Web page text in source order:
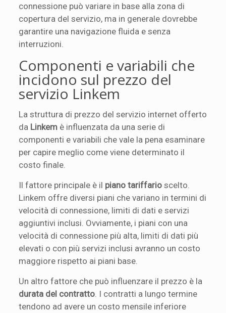
connessione può variare in base alla zona di
copertura del servizio, ma in generale dovrebbe
garantire una navigazione fluida e senza
interruzioni.
Componenti e variabili che
incidono sul prezzo del
servizio Linkem
La struttura di prezzo del servizio internet offerto
da Linkem è influenzata da una serie di
componenti e variabili che vale la pena esaminare
per capire meglio come viene determinato il
costo finale.
Il fattore principale è il piano tariffario scelto.
Linkem offre diversi piani che variano in termini di
velocità di connessione, limiti di dati e servizi
aggiuntivi inclusi. Ovviamente, i piani con una
velocità di connessione più alta, limiti di dati più
elevati o con più servizi inclusi avranno un costo
maggiore rispetto ai piani base.
Un altro fattore che può influenzare il prezzo è la
durata del contratto . I contratti a lungo termine
tendono ad avere un costo mensile inferiore